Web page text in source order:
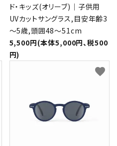
ド・キッズ(オリーブ)｜子供用
UVカットサングラス,目安年齢3
～5歳,頭囲48～51cm
5,500円(本体5,000円、税500
円)
favorite